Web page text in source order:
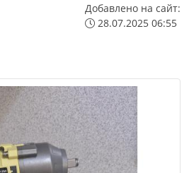
Добавлено на сайт:
28.07.2025 06:55